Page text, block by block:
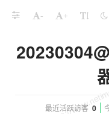
- +
最近活跃访客 0